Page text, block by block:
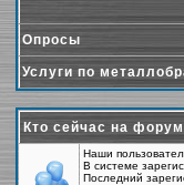
Опросы
Услуги по
Кто сейчас на
Наши
В системе
Последний